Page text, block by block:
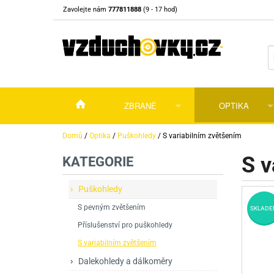
Zavolejte nám 777811888 (9 - 17 hod)
ZBRANĚ
Vzduchovky Vzduchovky na CO2
Příslušenství pro
Vzduchovky PCP
Vzduchovky
Vzduchové pistole a revolveryPříslušenství
CO2 pistole
PCP Pistole
Plynové pistole a revolvery
Příslušenství
Perkusní zbraně
Nože
OPTIKA
Puškohledy
Dalekohledy a
Kolimátory, lasery
Domů / Optika / Puškohledy / S variabilním zvětšením
S
KATEGORIE
Puškohledy
S pevným zvětšením
Příslušenství pro puškohledy
S variabilním zvětšením
Dalekohledy a dálkoměry